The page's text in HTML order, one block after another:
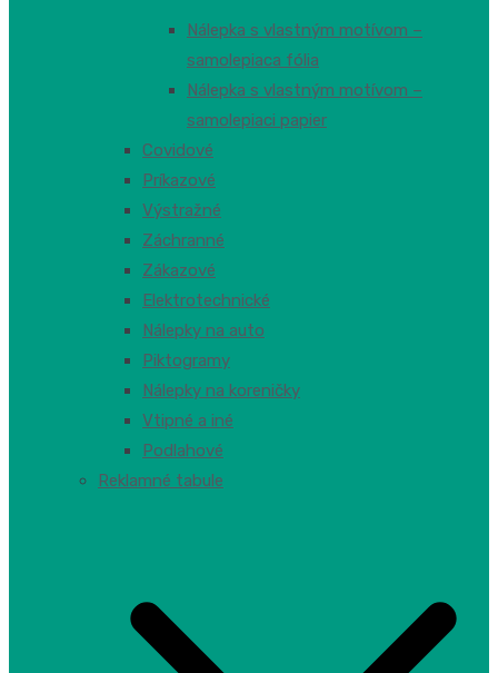
Nálepka s vlastným motívom –
samolepiaca fólia
Nálepka s vlastným motívom –
samolepiaci papier
Covidové
Príkazové
Výstražné
Záchranné
Zákazové
Elektrotechnické
Nálepky na auto
Piktogramy
Nálepky na koreničky
Vtipné a iné
Podlahové
Reklamné tabule